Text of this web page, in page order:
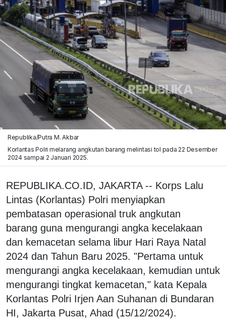
Republika/Putra M. Akbar
Korlantas Polri melarang angkutan barang melintasi tol pada 22 Desember
2024 sampai 2 Januari 2025.
REPUBLIKA.CO.ID, JAKARTA -- Korps Lalu
Lintas (Korlantas) Polri menyiapkan
pembatasan operasional truk angkutan
barang guna mengurangi angka kecelakaan
dan kemacetan selama libur Hari Raya Natal
2024 dan Tahun Baru 2025. "Pertama untuk
mengurangi angka kecelakaan, kemudian untuk
mengurangi tingkat kemacetan," kata Kepala
Korlantas Polri Irjen Aan Suhanan di Bundaran
HI, Jakarta Pusat, Ahad (15/12/2024).